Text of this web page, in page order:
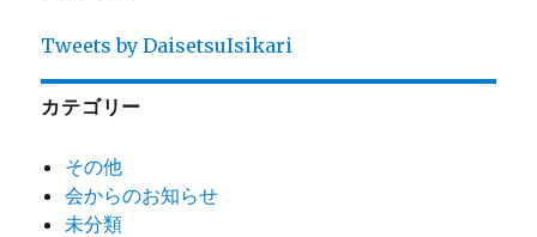
Tweets by DaisetsuIsikari
カテゴリー
その他
会からのお知らせ
未分類